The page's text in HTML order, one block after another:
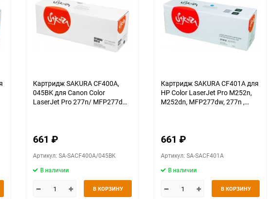
Картридж SAKURA CF400A,
045BK для Canon Color
LaserJet Pro 277n/ MFP277dw/
661 ₽
Артикул: SA-SACF400A/045BK
В наличии
В КОРЗИНУ
Картридж SAKURA CF401A для
HP Color LaserJet Pro M252n,
M252dn, MFP277dw, 277n ,
661 ₽
Артикул: SA-SACF401A
В наличии
В КОРЗИНУ